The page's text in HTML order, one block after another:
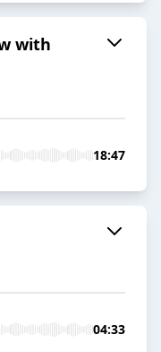
with
18:47
04:33